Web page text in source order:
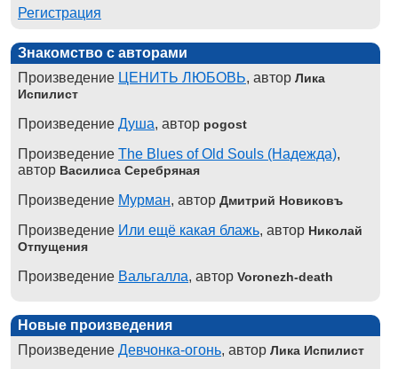
Регистрация
Знакомство с авторами
Произведение ЦЕНИТЬ ЛЮБОВЬ, автор Лика
Испилист
Произведение Душа, автор pogost
Произведение The Blues of Old Souls (Надежда),
автор Василиса Серебряная
Произведение Мурман, автор Дмитрий Новиковъ
Произведение Или ещё какая блажь, автор Николай
Отпущения
Произведение Вальгалла, автор Voronezh-death
Новые произведения
Произведение Девчонка-огонь, автор Лика Испилист